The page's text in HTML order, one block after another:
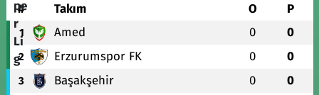
# Takım O P
1 Amed 0 0
2 Erzurumspor FK 0 0
3 Başakşehir 0 0